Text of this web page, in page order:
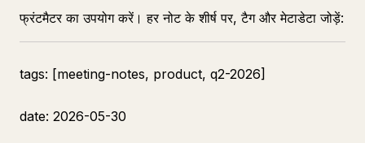
फ्रंटमैटर का उपयोग करें। हर नोट के शीर्ष पर, टैग और मेटाडेटा जोड़ें:
tags: [meeting-notes, product, q2-2026]
date: 2026-05-30